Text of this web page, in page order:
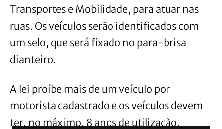
Transportes e Mobilidade, para atuar nas
ruas. Os veículos serão identificados com
um selo, que será fixado no para-brisa
dianteiro.
A lei proíbe mais de um veículo por
motorista cadastrado e os veículos devem
ter, no máximo, 8 anos de utilização,